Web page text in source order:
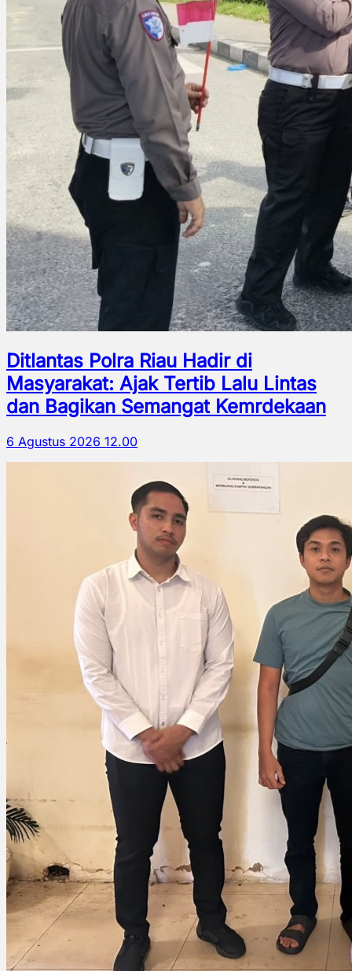
Ditlantas Polra Riau Hadir di
Masyarakat: Ajak Tertib Lalu Lintas
dan Bagikan Semangat Kemrdekaan
6 Agustus 2026 12.00